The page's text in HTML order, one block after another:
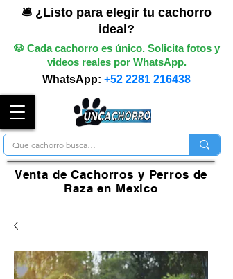
🛎️ ¿Listo para elegir tu cachorro
ideal?
🐶 Cada cachorro es único. Solicita fotos y
videos reales por WhatsApp.
WhatsApp: +52 2281 216438
Venta de Cachorros y Perros de
Raza en Mexico